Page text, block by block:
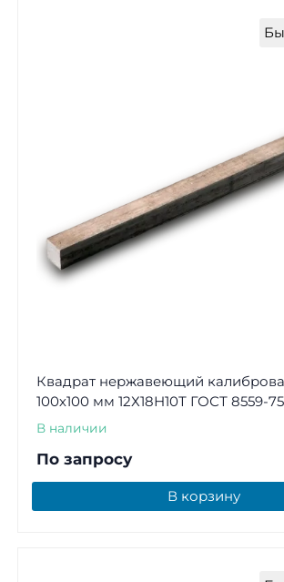
Квадрат нержавеющий
100х100 мм 12Х18Н10Т ГОСТ 8559-75
В наличии
По запросу
В корзину